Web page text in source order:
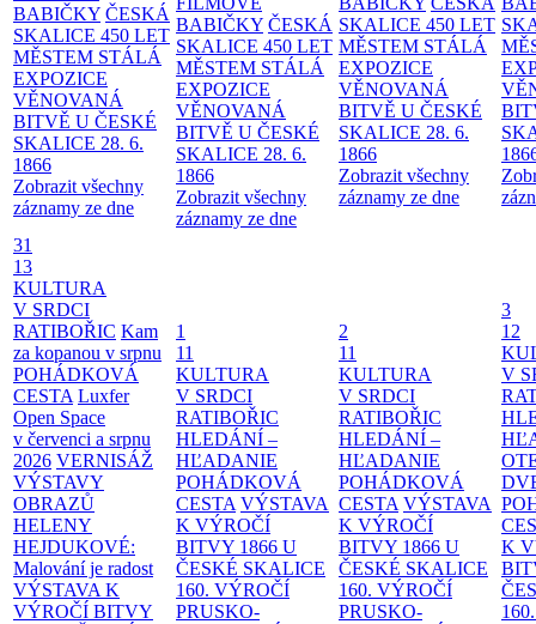
BABIČKY ČESKÁ
SKALICE 450 LET
MĚSTEM STÁLÁ
EXPOZICE
VĚNOVANÁ
BITVĚ U ČESKÉ
SKALICE 28. 6.
1866
Zobrazit všechny
záznamy ze dne
BABIČKY ČESKÁ
SKALICE 450 LET
MĚSTEM STÁLÁ
EXPOZICE
VĚNOVANÁ
BITVĚ U ČESKÉ
SKALICE 28. 6.
1866
Zobrazit všechny
záznamy ze dne
SKALICE 450 LET
MĚSTEM STÁLÁ
EXPOZICE
VĚNOVANÁ
BITVĚ U ČESKÉ
SKALICE 28. 6.
1866
Zobrazit všechny
záznamy ze dne
31
13
KULTURA
V SRDCI
RATIBOŘIC Kam
za kopanou v srpnu
POHÁDKOVÁ
CESTA Luxfer
Open Space
v červenci a srpnu
2026 VERNISÁŽ
VÝSTAVY
OBRAZŮ
HELENY
HEJDUKOVÉ:
Malování je radost
VÝSTAVA K
VÝROČÍ BITVY
1
11
KULTURA
V SRDCI
RATIBOŘIC
HLEDÁNÍ –
HĽADANIE
POHÁDKOVÁ
CESTA VÝSTAVA
K VÝROČÍ
BITVY 1866 U
ČESKÉ SKALICE
160. VÝROČÍ
PRUSKO-
2
11
KULTURA
V SRDCI
RATIBOŘIC
HLEDÁNÍ –
HĽADANIE
POHÁDKOVÁ
CESTA VÝSTAVA
K VÝROČÍ
BITVY 1866 U
ČESKÉ SKALICE
160. VÝROČÍ
PRUSKO-
3
12
V
K